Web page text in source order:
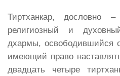
Тиртханкар, дословно –
религиозный и
дхармы, освободившийся
имеющий право
двадцать четыре